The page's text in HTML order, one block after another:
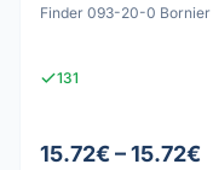
Finder 093-20-0 Bornier
131
15.72€ – 15.72€